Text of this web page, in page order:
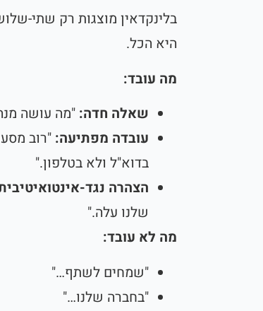
בלינקדאין מוצגות רק שתי-
היא הכל.
מה עובד:
שאלה חדה: "מה עושה
עובדה מפתיעה:
בדוא"ל ולא בטלפון."
הצהרה נגד-
שלנו עלה."
מה לא עובד:
"שמחים לשתף…"
"בחברה שלנו…"